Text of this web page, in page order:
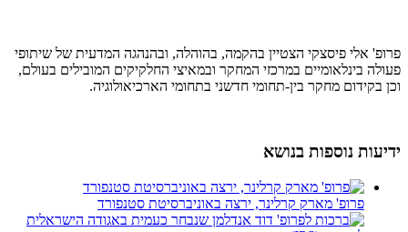
פרופ' אלי פיסצקי הצטיין בהקמה, בהוהלה, ובהנהגה המדעית של שיתופי
פעולה בינלאומיים במרכזי המחקר ובמאיצי החלקיקים המובילים בעולם,
וכן בקידום מחקר בין-תחומי חדשני בתחומי הארכיאולוגיה.
ידיעות נוספות בנושא
פרופ' מארק קרלינר, ירצה באוניברסיטת סטנפורד